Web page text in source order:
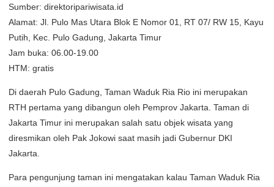
Sumber: direktoripariwisata.id
Alamat: Jl. Pulo Mas Utara Blok E Nomor 01, RT 07/ RW 15, Kayu
Putih, Kec. Pulo Gadung, Jakarta Timur
Jam buka: 06.00-19.00
HTM: gratis
Di daerah Pulo Gadung, Taman Waduk Ria Rio ini merupakan
RTH pertama yang dibangun oleh Pemprov Jakarta. Taman di
Jakarta Timur ini merupakan salah satu objek wisata yang
diresmikan oleh Pak Jokowi saat masih jadi Gubernur DKI
Jakarta.
Para pengunjung taman ini mengatakan kalau Taman Waduk Ria